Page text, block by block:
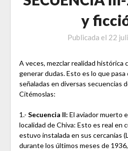
y
Publicada el 22
A veces, mezclar realidad histórica
generar dudas. Esto es lo que pasa
señaladas en diversas secuencias
Citémoslas:
1.- Secuencia II: El aviador muerto
localidad de Chiva: Esto es real en
estuvo instalada en sus cercanías
durante los últimos meses de